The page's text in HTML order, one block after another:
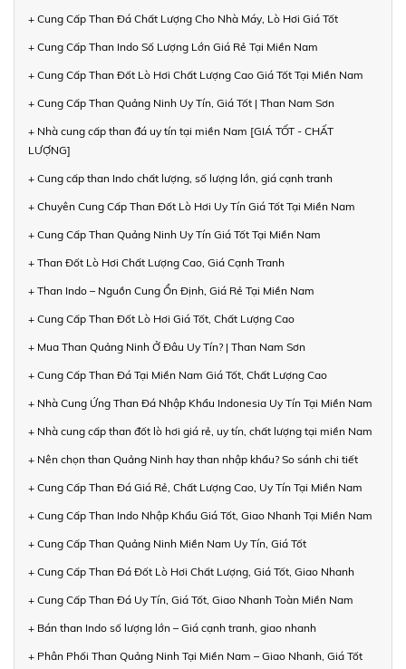
+ Cung Cấp Than Đá Chất Lượng Cho Nhà Máy, Lò Hơi Giá Tốt
+ Cung Cấp Than Indo Số Lượng Lớn Giá Rẻ Tại Miền Nam
+ Cung Cấp Than Đốt Lò Hơi Chất Lượng Cao Giá Tốt Tại Miền Nam
+ Cung Cấp Than Quảng Ninh Uy Tín, Giá Tốt | Than Nam Sơn
+ Nhà cung cấp than đá uy tín tại miền Nam [GIÁ TỐT - CHẤT
LƯỢNG]
+ Cung cấp than Indo chất lượng, số lượng lớn, giá cạnh tranh
+ Chuyên Cung Cấp Than Đốt Lò Hơi Uy Tín Giá Tốt Tại Miền Nam
+ Cung Cấp Than Quảng Ninh Uy Tín Giá Tốt Tại Miền Nam
+ Than Đốt Lò Hơi Chất Lượng Cao, Giá Cạnh Tranh
+ Than Indo – Nguồn Cung Ổn Định, Giá Rẻ Tại Miền Nam
+ Cung Cấp Than Đốt Lò Hơi Giá Tốt, Chất Lượng Cao
+ Mua Than Quảng Ninh Ở Đâu Uy Tín? | Than Nam Sơn
+ Cung Cấp Than Đá Tại Miền Nam Giá Tốt, Chất Lượng Cao
+ Nhà Cung Ứng Than Đá Nhập Khẩu Indonesia Uy Tín Tại Miền Nam
+ Nhà cung cấp than đốt lò hơi giá rẻ, uy tín, chất lượng tại miền Nam
+ Nên chọn than Quảng Ninh hay than nhập khẩu? So sánh chi tiết
+ Cung Cấp Than Đá Giá Rẻ, Chất Lượng Cao, Uy Tín Tại Miền Nam
+ Cung Cấp Than Indo Nhập Khẩu Giá Tốt, Giao Nhanh Tại Miền Nam
+ Cung Cấp Than Quảng Ninh Miền Nam Uy Tín, Giá Tốt
+ Cung Cấp Than Đá Đốt Lò Hơi Chất Lượng, Giá Tốt, Giao Nhanh
+ Cung Cấp Than Đá Uy Tín, Giá Tốt, Giao Nhanh Toàn Miền Nam
+ Bán than Indo số lượng lớn – Giá cạnh tranh, giao nhanh
+ Phân Phối Than Quảng Ninh Tại Miền Nam – Giao Nhanh, Giá Tốt